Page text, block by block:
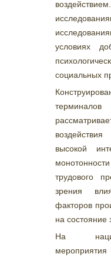
условиях
социальных
высокой
трудового
зрения
факторов
на состояние
На